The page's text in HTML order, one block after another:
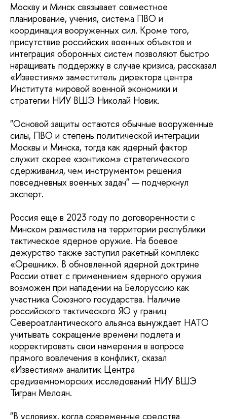
Москву и Минск связывает совместное
планирование, учения, система ПВО и
координация вооруженных сил. Кроме того,
присутствие российских военных объектов и
интеграция оборонных систем позволяют быстро
наращивать поддержку в случае кризиса, рассказал
«Известиям» заместитель директора центра
Института мировой военной экономики и
стратегии НИУ ВШЭ Николай Новик.
"Основой защиты остаются обычные вооруженные
силы, ПВО и степень политической интеграции
Москвы и Минска, тогда как ядерный фактор
служит скорее «зонтиком» стратегического
сдерживания, чем инструментом решения
повседневных военных задач" — подчеркнул
эксперт.
Россия еще в 2023 году по договоренности с
Минском разместила на территории республики
тактическое ядерное оружие. На боевое
дежурство также заступил ракетный комплекс
«Орешник». В обновленной ядерной доктрине
России ответ с применением ядерного оружия
возможен при нападении на Белоруссию как
участника Союзного государства. Наличие
российского тактического ЯО у границ
Североатлантического альянса вынуждает НАТО
учитывать сокращение времени подлета и
корректировать свои намерения в вопросе
прямого вовлечения в конфликт, сказал
«Известиям» аналитик Центра
средиземноморских исследований НИУ ВШЭ
Тигран Мелоян.
"В условиях, когда современные средства